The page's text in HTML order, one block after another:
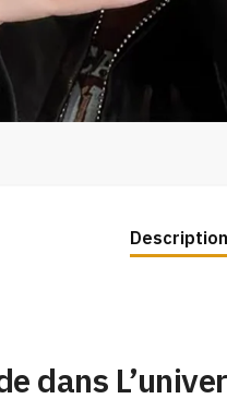
Description
dans